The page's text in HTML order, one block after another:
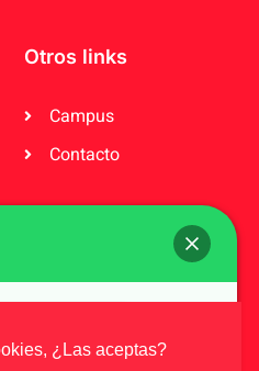
Otros links
Campus
Contacto
en redes
n¿Las aceptas?